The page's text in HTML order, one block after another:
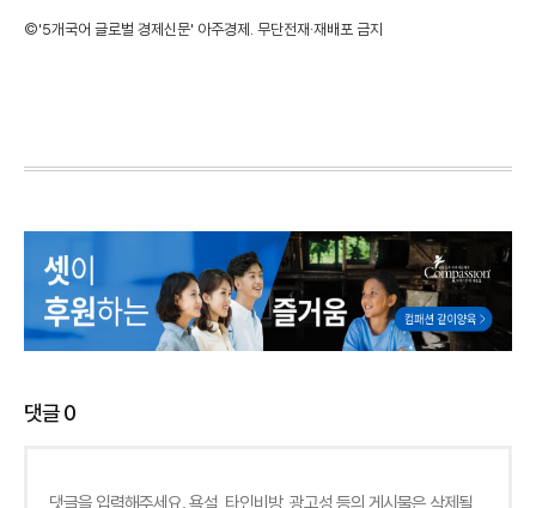
©'5개국어 글로벌 경제신문' 아주경제. 무단전재·재배포 금지
댓글0